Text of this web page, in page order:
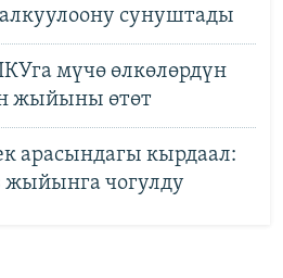
сунуштады
мүчө өлкөлөрдүн
жыйыны өтөт
арасындагы кырдаал:
чогулду